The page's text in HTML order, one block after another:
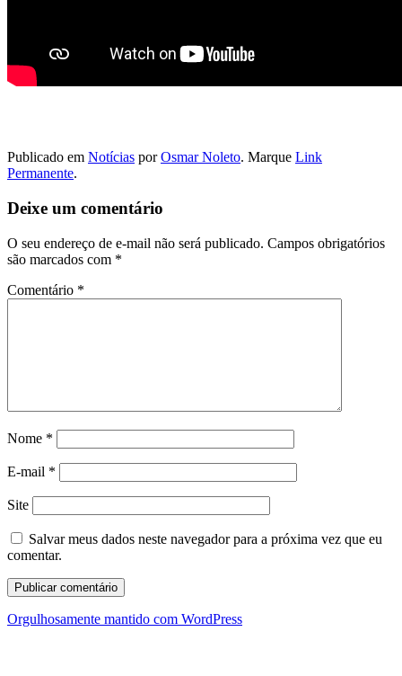
Publicado em Notícias porOsmar Noleto. Marque Link
Permanente.
Deixe um comentário
O seu endereço de e-mail não será publicado. Campos obrigatórios
são marcados com *
Comentário *
Nome *
E-mail *
Site
Salvar meus dados neste navegador para a próxima vez que eu
comentar.
Orgulhosamente mantido com WordPress